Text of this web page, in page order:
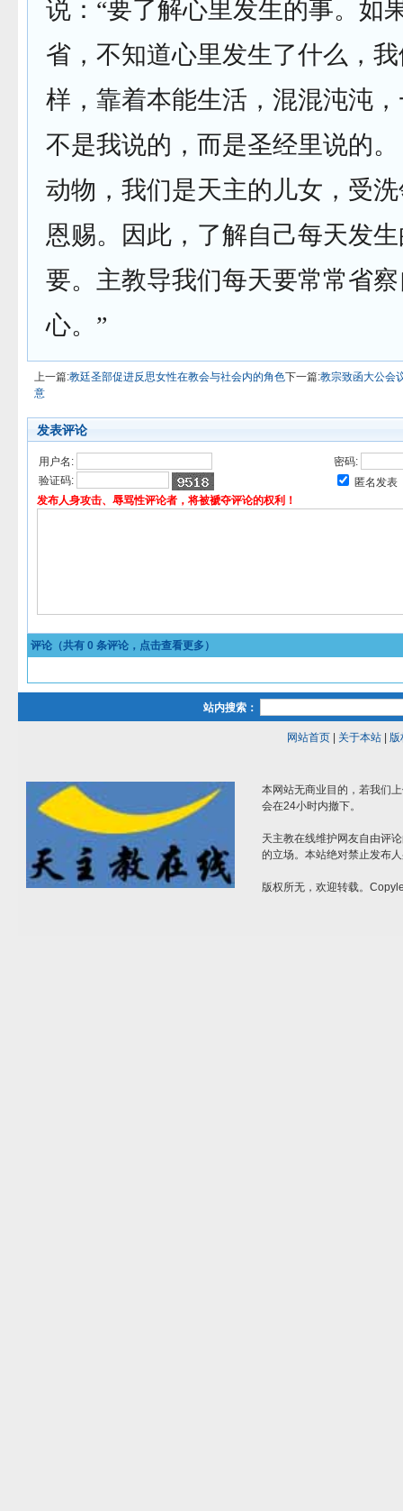
说：“要了解心里发生的事。如
省，不知道心里发生了什么，
样，靠着本能生活，混混沌沌
不是我说的，而是圣经里说的
动物，我们是天主的儿女，受
恩赐。因此，了解自己每天发
要。主教导我们每天要常常省
心。”
上一篇:教廷圣部促进反思女性在教会与社会内的角色下一篇:教宗致函大公会
意
发表评论
用户名:
密码:
验证码:
匿名发表
发布人身攻击、辱骂性评论者，将被褫夺评论的权利！
评论（共有 0 条评论，点击查看更多）
站内搜索：
网站首页| 关于本站| 版
本网站无商业目的，若我们
会在24小时内撤下。
天主教在线维护网友自由评
的立场。本站绝对禁止发布
版权所无，欢迎转载。